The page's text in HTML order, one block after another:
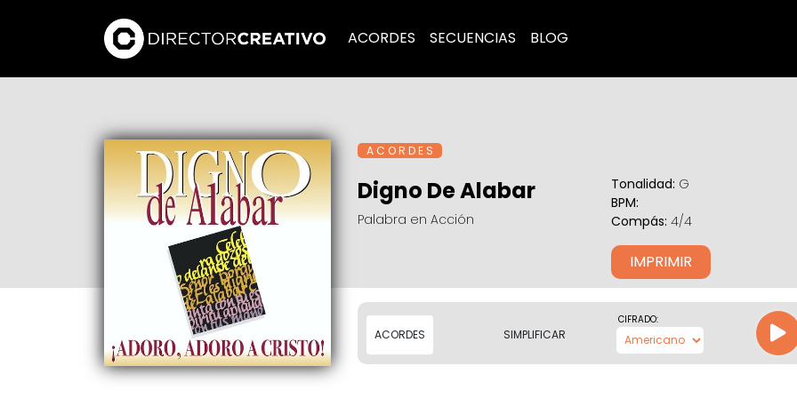
ACORDES SECUENCIAS BLOG
A C O R D E S
Digno De Alabar
Palabra en Acción
Tonalidad: G
BPM:
Compás: 4/4
IMPRIMIR
ACORDES SIMPLIFICAR
CIFRADO: